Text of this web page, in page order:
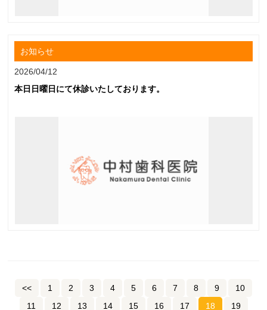
お知らせ
2026/04/12
本日日曜日にて休診いたしております。
<< 1 2 3 4 5 6 7 8 9
10
11
12 13 14 15 16 17 18 19